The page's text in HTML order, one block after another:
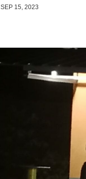
SEP 15, 2023